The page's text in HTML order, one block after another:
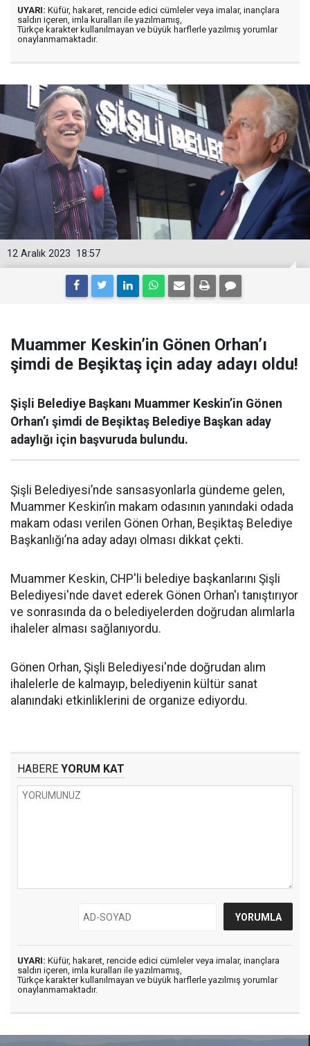
UYARI: Küfür, hakaret, rencide edici cümleler veya imalar, inançlara
saldırı içeren, imla kuralları ile yazılmamış,
Türkçe karakter kullanılmayan ve büyük harflerle yazılmış yorumlar
onaylanmamaktadır.
18:57
12 Aralık 2023
Muammer Keskin’in Gönen Orhan’ı
şimdi de Beşiktaş için aday adayı oldu!
Şişli Belediye Başkanı Muammer Keskin’in Gönen
Orhan’ı şimdi de Beşiktaş Belediye Başkan aday
adaylığı için başvuruda bulundu.
Şişli Belediyesi’nde sansasyonlarla gündeme gelen,
Muammer Keskin’in makam odasının yanındaki odada
makam odası verilen Gönen Orhan, Beşiktaş Belediye
Başkanlığı’na aday adayı olması dikkat çekti.
Muammer Keskin, CHP'li belediye başkanlarını Şişli
Belediyesi'nde davet ederek Gönen Orhan'ı tanıştırıyor
ve sonrasında da o belediyelerden doğrudan alımlarla
ihaleler alması sağlanıyordu.
Gönen Orhan, Şişli Belediyesi'nde doğrudan alım
ihalelerle de kalmayıp, belediyenin kültür sanat
alanındaki etkinliklerini de organize ediyordu.
HABERE YORUM KAT
UYARI: Küfür, hakaret, rencide edici cümleler veya imalar, inançlara
saldırı içeren, imla kuralları ile yazılmamış,
Türkçe karakter kullanılmayan ve büyük harflerle yazılmış yorumlar
onaylanmamaktadır.